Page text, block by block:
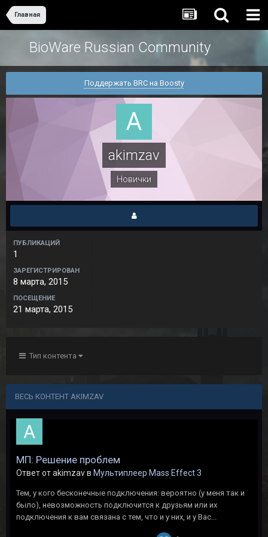
Главная
BioWare Russian Community
Поддержать BRC на Boosty
akimzav
Новички
ПУБЛИКАЦИЙ
1
ЗАРЕГИСТРИРОВАН
8 марта, 2015
ПОСЕЩЕНИЕ
21 марта, 2015
Тип контента
ВЕСЬ КОНТЕНТ AKIMZAV
МП: Решение проблем
Ответ от akimzav в Мультиплеер Mass Effect 3
Тем, у кого бесконечные подключения: вероятно (у меня так и
было), невозможность подключится к друзьям или их
подключения к вам связана с тем, что и у них, и у Вас...